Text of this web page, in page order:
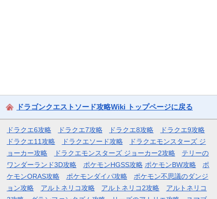
ドラゴンクエストソード攻略Wiki トップページに戻る
ドラクエ6攻略 ドラクエ7攻略 ドラクエ8攻略
ドラクエ9攻略
ドラクエ11攻略
ドラクエソード攻略
ドラクエモンスターズ ジ
ョーカー攻略
ドラクエモンスターズ ジョーカー2攻略
テリーの
ワンダーランド3D攻略
ポケモンHGSS攻略 ポケモンBW攻略
ポ
ケモンORAS攻略
ポケモンダイパ攻略
ポケモン不思議のダンジ
ョン攻略
アルトネリコ攻略 アルトネリコ2攻略
アルトネリコ